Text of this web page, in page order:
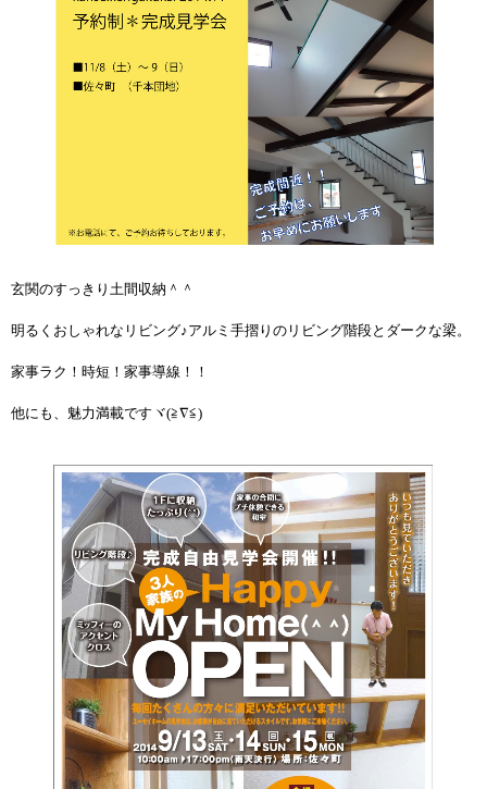
玄関のすっきり土間収納＾＾
明るくおしゃれなリビング♪アルミ手摺りのリビング階段とダークな梁。
家事ラク！時短！家事導線！！
他にも、魅力満載ですヾ(≧∇≦)ゞ